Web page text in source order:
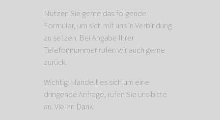
Nutzen Sie gerne das folgende
Formular, um sich mit uns in Verbindung
zu setzen. Bei Angabe Ihrer
Telefonnummer rufen wir auch gerne
zurück.
Wichtig: Handelt es sich um eine
dringende Anfrage, rufen Sie uns bitte
an. Vielen Dank.